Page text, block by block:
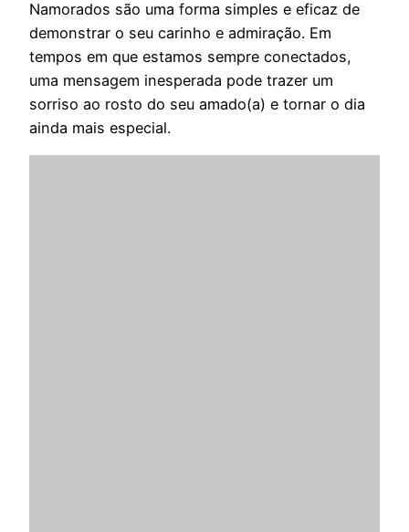
Namorados são uma forma simples e eficaz de
demonstrar o seu carinho e admiração. Em
tempos em que estamos sempre conectados,
uma mensagem inesperada pode trazer um
sorriso ao rosto do seu amado(a) e tornar o dia
ainda mais especial.